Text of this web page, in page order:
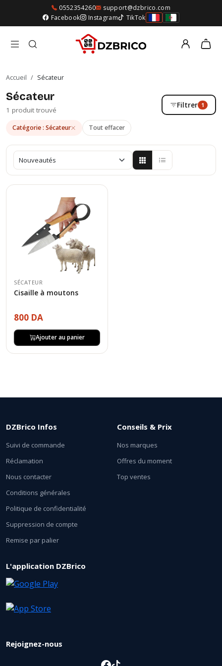
0552354260
support@dzbrico.com
Facebook
Instagram TikTok
Accueil / Sécateur
Sécateur
1 produit trouvé
Filtrer 1
Catégorie : Sécateur Tout effacer
SÉCATEUR
Cisaille à moutons
800 DA
Ajouter au panier
DZBrico Infos
Suivi de commande
Réclamation
Nous contacter
Conditions générales
Politique de confidentialité
Suppression de compte
Remise par palier
Conseils & Prix
Nos marques
Offres du moment
Top ventes
L'application DZBrico
Rejoignez-nous